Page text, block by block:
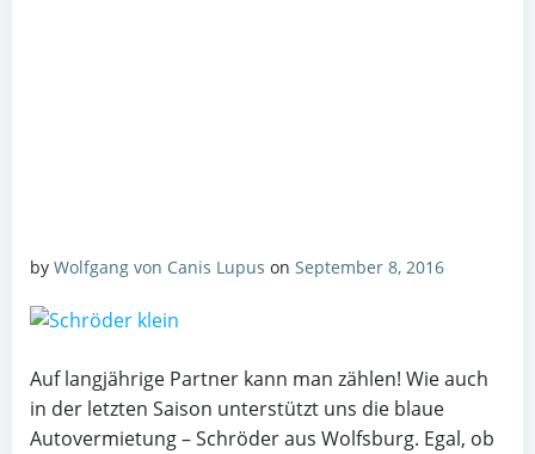
by Wolfgang von Canis Lupus on September 8, 2016
Auf langjährige Partner kann man zählen! Wie auch
in der letzten Saison unterstützt uns die blaue
Autovermietung – Schröder aus Wolfsburg. Egal, ob